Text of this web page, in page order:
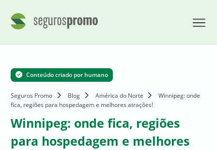
Conteúdo criado por humano
Seguros Promo Blog América do Norte
Winnipeg: onde
fica, regiões para hospedagem e melhores atrações!
Winnipeg: onde fica, regiões
para hospedagem e melhores